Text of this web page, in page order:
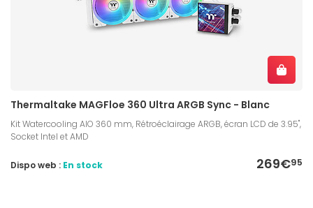
Thermaltake MAGFloe 360 Ultra ARGB Sync - Blanc
Kit Watercooling AIO 360 mm, Rétroéclairage ARGB, écran LCD de 3.95",
Socket Intel et AMD
269€95
Dispo web : En stock